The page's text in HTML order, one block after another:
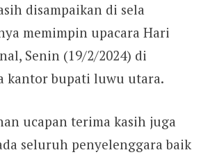
disampaikan di sela
memimpin upacara Hari
Senin (19/2/2024) di
kantor bupati luwu utara.
ucapan terima kasih juga
seluruh penyelenggara baik